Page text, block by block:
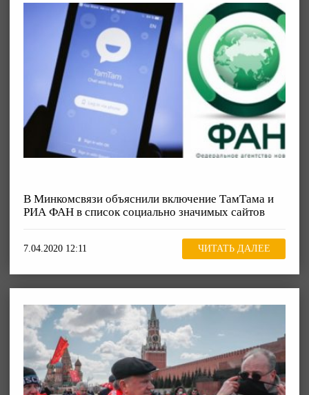
В Минкомсвязи объяснили включение ТамТама и
РИА ФАН в список социально значимых сайтов
7.04.2020 12:11 ЧИТАТЬ ДАЛЕЕ